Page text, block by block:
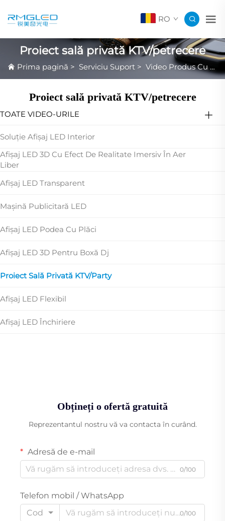
RO
Proiect sală privată KTV/petrecere
Prima pagină > Serviciu Suport > Video Produs Cu Elemente Remarcabile
Proiect sală privată KTV/petrecere
TOATE VIDEO-URILE
Soluție Afișaj LED Interior
Afișaj LED 3D Cu Efect De Realitate Imersiv În Aer
Liber
Afișaj LED Transparent
Mașină Publicitară LED
Afișaj LED Podea Cu Plăci
Afișaj LED 3D Pentru Boxă Dj
Proiect Sală Privată KTV/party
Afișaj LED Flexibil
Afișaj LED Închiriere
Obțineți o ofertă gratuită
Reprezentantul nostru vă va contacta în curând.
Adresă de e-mail
0/100
Telefon mobil / WhatsApp
Cod
0/100